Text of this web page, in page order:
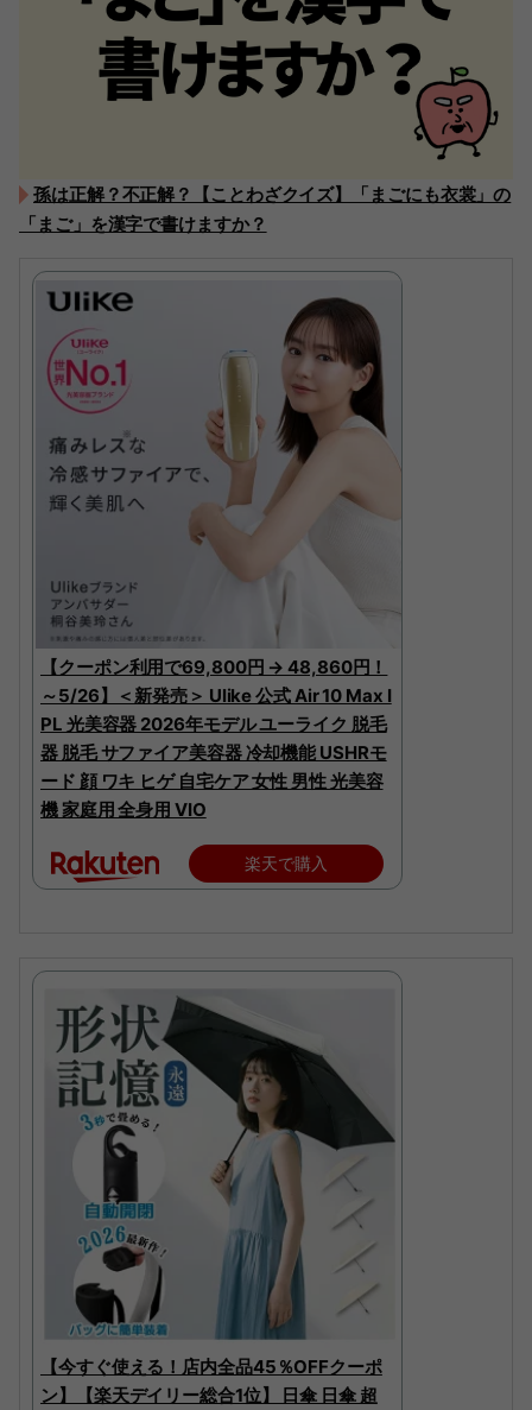
孫は正解？不正解？【ことわざクイズ】「まごにも衣裳」の
「まご」を漢字で書けますか？
【クーポン利用で69,800円 → 48,860円！
～5/26】＜新発売＞ Ulike 公式 Air 10 Max I
PL 光美容器 2026年モデル ユーライク 脱毛
器 脱毛 サファイア美容器 冷却機能 USHRモ
ード 顔 ワキ ヒゲ 自宅ケア 女性 男性 光美容
機 家庭用 全身用 VIO
楽天で購入
【今すぐ使える！店内全品45％OFFクーポ
ン】【楽天デイリー総合1位】 日傘 日傘 超